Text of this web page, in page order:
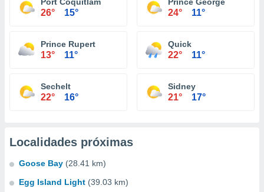
26° 15° 24° 11°
Prince Rupert
13° 11°
Quick
22° 11°
Sechelt
22° 16°
Sidney
21° 17°
Localidades próximas
Goose Bay (28.41 km)
Egg Island Light (39.03 km)